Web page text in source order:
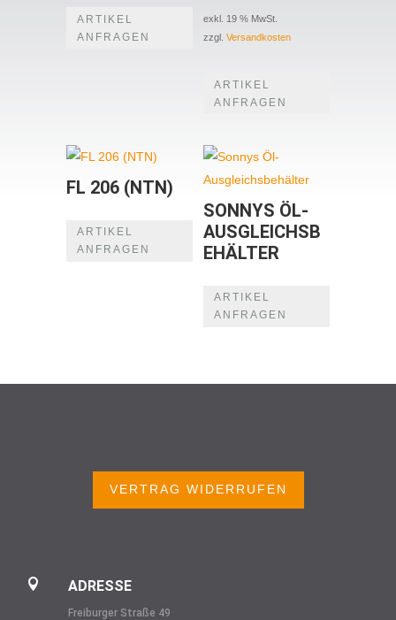
ARTIKEL
ANFRAGEN
exkl. 19 % MwSt.
zzgl. Versandkosten
ARTIKEL
ANFRAGEN
FL 206 (NTN)
ARTIKEL
ANFRAGEN
SONNYS ÖL-
AUSGLEICHSB
EHÄLTER
ARTIKEL
ANFRAGEN
VERTRAG WIDERRUFEN
 ADRESSE
Freiburger Straße 49